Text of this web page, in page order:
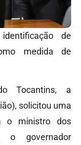
de
medida de
Tocantins, a
solicitou uma
o ministro dos
o governador